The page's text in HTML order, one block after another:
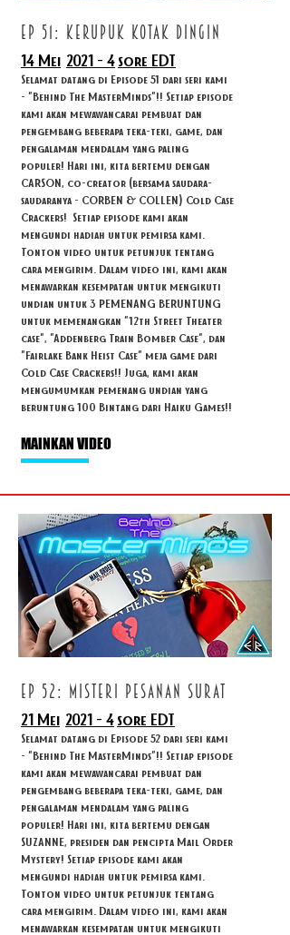
ep 51: kerupuk kotak dingin
14 Mei 2021 - 4 sore EDT
Selamat datang di Episode 51 dari seri kami
- "Behind The MasterMinds"!! Setiap episode
kami akan mewawancarai pembuat dan
pengembang beberapa teka-teki, game, dan
pengalaman mendalam yang paling
populer! Hari ini, kita bertemu dengan
CARSON, co-creator (bersama saudara-
saudaranya - CORBEN & COLLEN) Cold Case
Crackers! Setiap episode kami akan
mengundi hadiah untuk pemirsa kami.
Tonton video untuk petunjuk tentang
cara mengirim. Dalam video ini, kami akan
menawarkan kesempatan untuk mengikuti
undian untuk 3 PEMENANG BERUNTUNG
untuk memenangkan "12th Street Theater
case", "Addenberg Train Bomber Case", dan
"Fairlake Bank Heist Case" meja game dari
Cold Case Crackers!! Juga, kami akan
mengumumkan pemenang undian yang
beruntung 100 Bintang dari Haiku Games!!
MAINKAN VIDEO
ep 52: MISTERI PESANAN SURAT
21 Mei 2021 - 4 sore EDT
Selamat datang di Episode 52 dari seri kami
- "Behind The MasterMinds"!! Setiap episode
kami akan mewawancarai pembuat dan
pengembang beberapa teka-teki, game, dan
pengalaman mendalam yang paling
populer! Hari ini, kita bertemu dengan
SUZANNE, presiden dan pencipta Mail Order
Mystery! Setiap episode kami akan
mengundi hadiah untuk pemirsa kami.
Tonton video untuk petunjuk tentang
cara mengirim. Dalam video ini, kami akan
menawarkan kesempatan untuk mengikuti